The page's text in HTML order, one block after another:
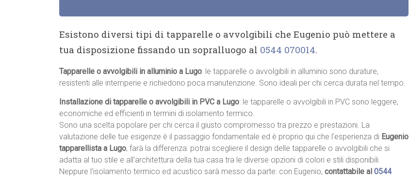
Esistono diversi tipi di tapparelle o avvolgibili che Eugenio può mettere a
tua disposizione fissando un sopralluogo al 0544 070014.
Tapparelle o avvolgibili in alluminio a Lugo: le tapparelle o avvolgibili in alluminio sono durature,
resistenti alle intemperie e richiedono poca manutenzione. Sono ideali per chi cerca durata nel tempo.
Installazione di tapparelle o avvolgibili in PVC a Lugo: le tapparelle o avvolgibili in PVC sono leggere,
economiche ed efficienti in termini di isolamento termico.
Sono una scelta popolare per chi cerca il giusto compromesso tra prezzo e prestazioni. La
valutazione delle tue esigenze è il passaggio fondamentale ed è proprio qui che l’esperienza di Eugenio
tapparellista a Lugo, farà la differenza: potrai scegliere il design delle tapparelle o avvolgibili che si
adatta al tuo stile e all’architettura della tua casa tra le diverse opzioni di colori e stili disponibili.
Neppure l’isolamento termico ed acustico sarà messo da parte: con Eugenio, contattabile al 0544